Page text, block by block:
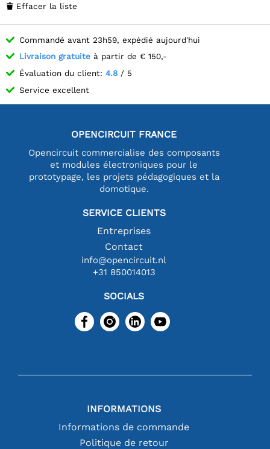
 Effacer la liste
Commandé avant 23h59, expédié aujourd'hui
Livraison gratuite à partir de € 150,-
Évaluation du client: 4.8 / 5
Service excellent
OPENCIRCUIT FRANCE
Opencircuit commercialise des composants
et modules électroniques pour le
prototypage, les projets pédagogiques et la
domotique.
SERVICE CLIENTS
Entreprises
Contact
info@opencircuit.nl
+31 850014013
SOCIALS
INFORMATIONS
Informations de commande
Politique de retour